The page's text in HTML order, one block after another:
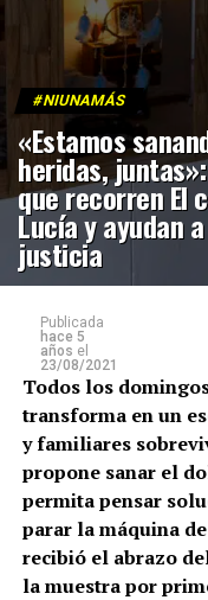
#NIUNAMÁS
«Estamos
heridas,
que recorren El
Lucía y ayudan
justicia
Publicada
hace 5
años el
23/08/2021
Todos los
transforma en un
y familiares
propone sanar el
permita pensar
parar la máquina
recibió el abrazo
la muestra por